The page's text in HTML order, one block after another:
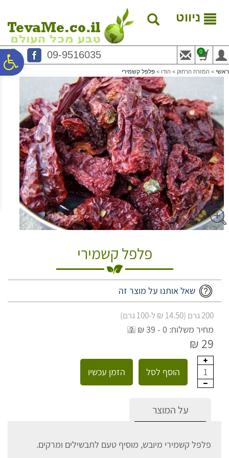
נגישות
המרכזי
ניווט
09-9516035 0
ראשי > המזרח הרחוק > הודו > פלפל קשמירי
פלפל קשמירי
שאל אותנו על מוצר זה
200 גרם (14.50 ₪ ל-100 גרם)
מחיר משלוח: 0 - 39 ₪
29 ₪
1 הוסף לסל הזמן עכשיו
על המוצר
פלפל קשמירי מיובש, מוסיף טעם לתבשילים ומרקים.